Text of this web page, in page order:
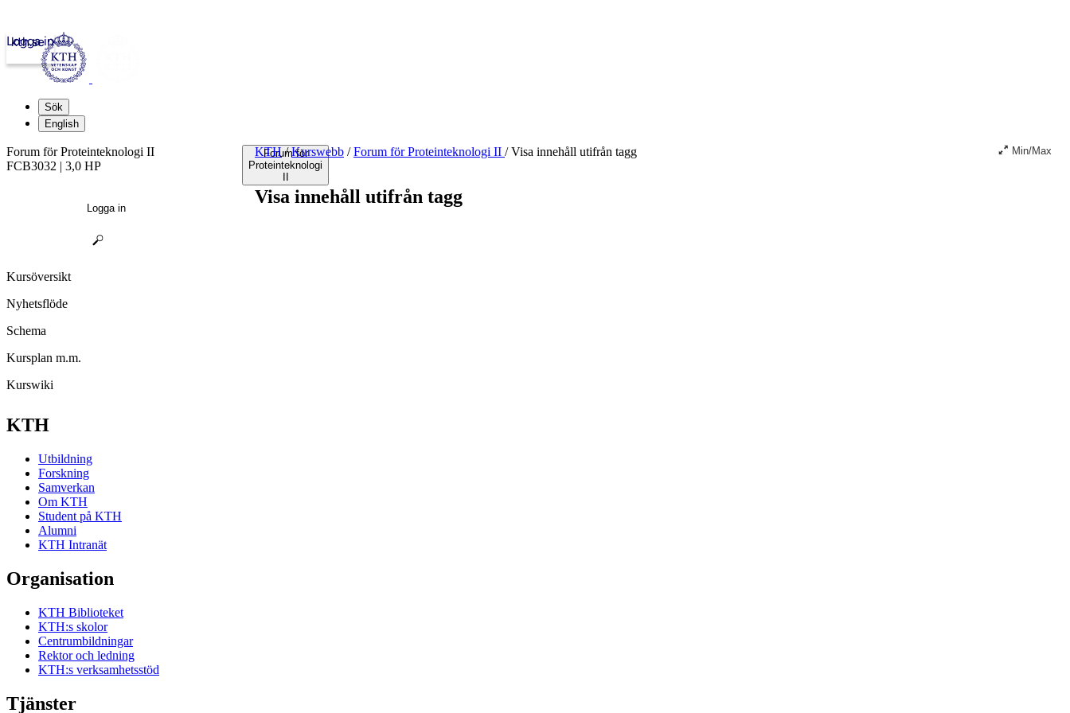
kth.se
Logga in
Sök
English
Forum för
Proteinteknologi
KTH / Kurswebb / Forum för Proteinteknologi II /Visa innehåll utifrån tagg Min/Max
Visa innehåll utifrån tagg
Forum för Proteinteknologi II
FCB3032 | 3,0 HP
Logga in
Kursöversikt
Nyhetsflöde
Schema
Kursplan m.m.
Kurswiki
KTH
Utbildning
Forskning
Samverkan
Om KTH
Student på KTH
Alumni
KTH Intranät
Organisation
KTH Biblioteket
KTH:s skolor
Centrumbildningar
Rektor och ledning
KTH:s verksamhetsstöd
Tjänster